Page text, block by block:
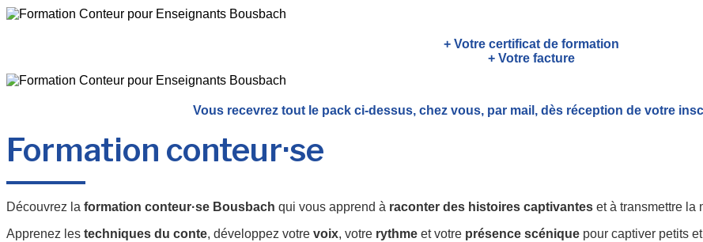
+ Votre certificat de formation
+ Votre facture
Vous recevrez tout le pack ci-dessus, chez vous, par mail, dès réception de votre
Formation conteur·se
Découvrez la formation conteur·se Bousbach qui vous apprend à raconter des histoires captivantes et à transmettre la
Apprenez les techniques du conte, développez votre voix, votre rythme et votre présence scénique pour captiver petits